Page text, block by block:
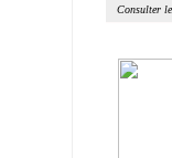
Consulter